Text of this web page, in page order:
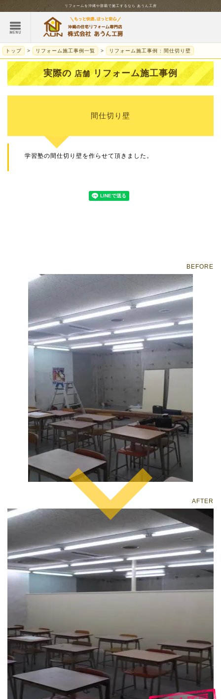
リフォームを 沖縄や那覇で施工するなら あうん工房
トップ リフォーム施工事例一覧 リフォーム施工事例 : 間仕切り壁
実際の 店舗リフォーム施工事例
間仕切り壁
学習塾の間仕切り壁を作らせて頂きました。